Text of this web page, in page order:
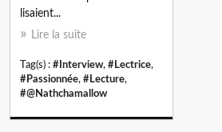
lisaient...
Lire la suite
Tag(s) : #Interview, #Lectrice,
#Passionnée, #Lecture,
#@Nathchamallow